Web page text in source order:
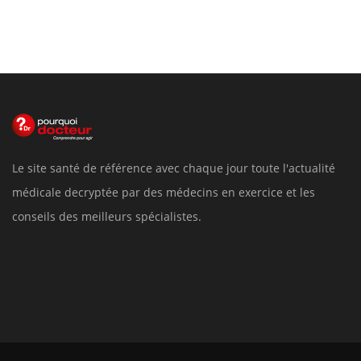
Le site santé de référence avec chaque jour toute l'actualité
médicale decryptée par des médecins en exercice et les
conseils des meilleurs spécialistes.